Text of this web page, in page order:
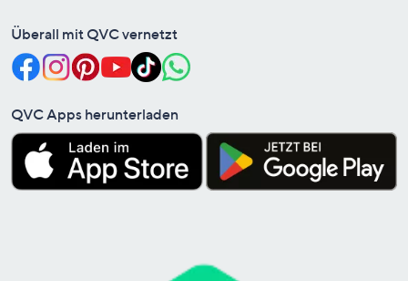
Überall mit QVC vernetzt
QVC Apps herunterladen